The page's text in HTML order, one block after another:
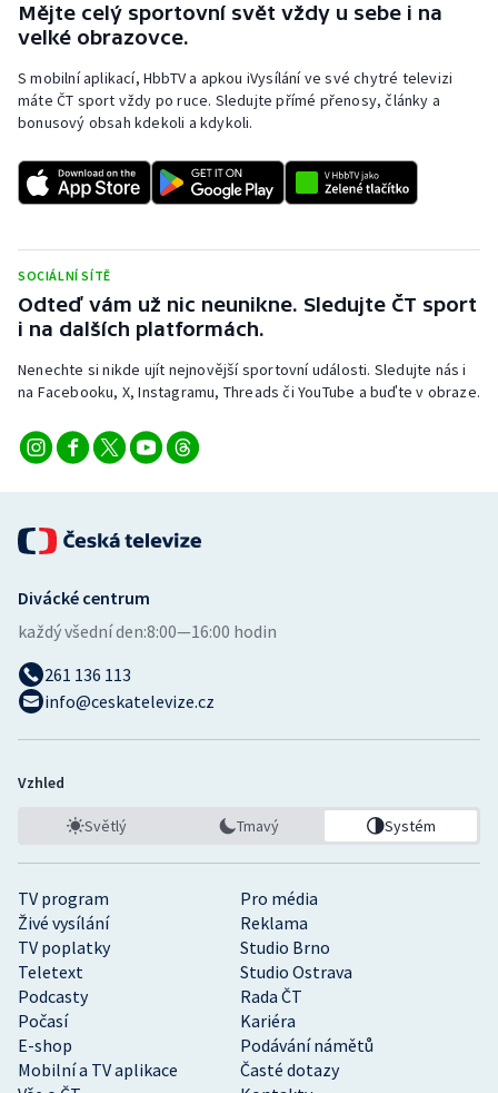
Mějte celý sportovní svět vždy u sebe i na
velké obrazovce.
S mobilní aplikací, HbbTV a apkou iVysílání ve své chytré televizi
máte ČT sport vždy po ruce. Sledujte přímé přenosy, články a
bonusový obsah kdekoli a kdykoli.
SOCIÁLNÍ SÍTĚ
Odteď vám už nic neunikne. Sledujte ČT sport
i na dalších platformách.
Nenechte si nikde ujít nejnovější sportovní události. Sledujte nás i
na Facebooku, X, Instagramu, Threads či YouTube a buďte v obraze.
TV program
Pro média
Živé vysílání
Reklama
TV poplatky
Studio Brno
Teletext
Studio Ostrava
Podcasty
Rada ČT
Počasí
Kariéra
E-shop
Podávání námětů
Mobilní a TV aplikace
Časté dotazy
Divácké centrum
každý všední den:8:00—16:00 hodin
261 136 113
info@ceskatelevize.cz
Vzhled
Světlý Tmavý Systém